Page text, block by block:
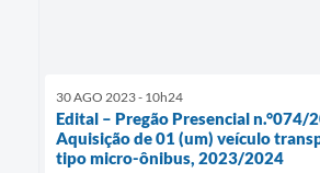
30 AGO 2023 - 10h24
Edital – Pregão Presencial n.°074/
Aquisição de 01 (um) veículo
tipo micro-ônibus, 2023/2024